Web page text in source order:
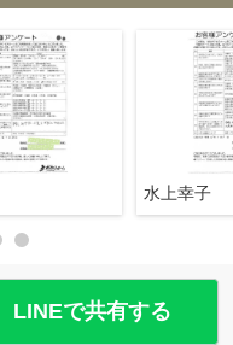
水上幸子
LINEで共有する